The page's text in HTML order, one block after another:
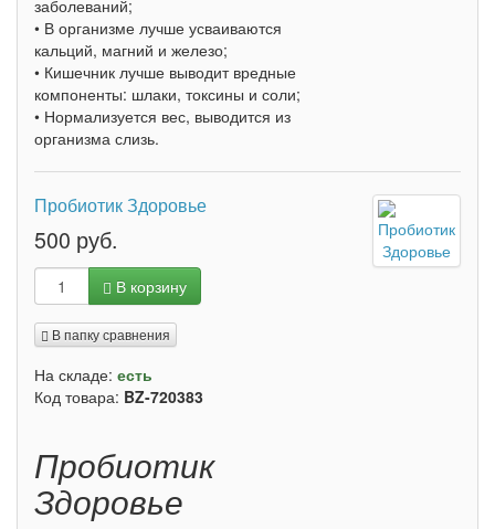
заболеваний;
• В организме лучше усваиваются
кальций, магний и железо;
• Кишечник лучше выводит вредные
компоненты: шлаки, токсины и соли;
• Нормализуется вес, выводится из
организма слизь.
Пробиотик Здоровье
500 руб.
В корзину
В папку сравнения
На складе: есть
Код товара: BZ-720383
Пробиотик
Здоровье